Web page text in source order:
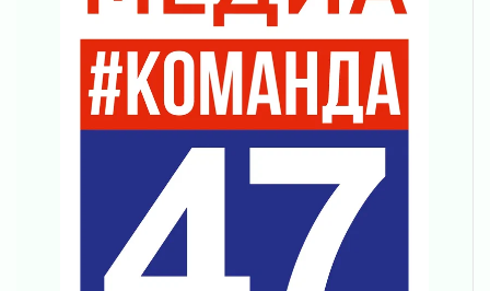
Что делать со сбережениями
04 августа 2026
Награды нашли строителей
03 августа 2026
Ленобласть повышает производительность
Поддержка волонтерских объединений
03 августа 2026
Ладожский мост полностью закроют на два